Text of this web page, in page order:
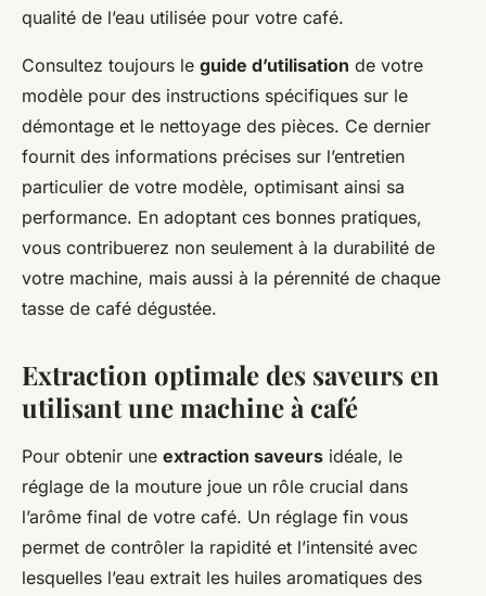
qualité de l’eau utilisée pour votre café.
Consultez toujours le guide d’utilisation de votre
modèle pour des instructions spécifiques sur le
démontage et le nettoyage des pièces. Ce dernier
fournit des informations précises sur l’entretien
particulier de votre modèle, optimisant ainsi sa
performance. En adoptant ces bonnes pratiques,
vous contribuerez non seulement à la durabilité de
votre machine, mais aussi à la pérennité de chaque
tasse de café dégustée.
Extraction optimale des saveurs en
utilisant une machine à café
Pour obtenir une extraction saveurs idéale, le
réglage de la mouture joue un rôle crucial dans
l’arôme final de votre café. Un réglage fin vous
permet de contrôler la rapidité et l’intensité avec
lesquelles l’eau extrait les huiles aromatiques des